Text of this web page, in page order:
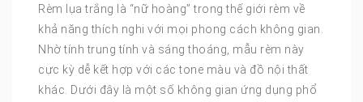
Rèm lụa trắng là “nữ hoàng” trong thế giới rèm về
khả năng thích nghi với mọi phong cách không gian.
Nhờ tính trung tính và sáng thoáng, mẫu rèm này
cực kỳ dễ kết hợp với các tone màu và đồ nội thất
khác. Dưới đây là một số không gian ứng dụng phổ